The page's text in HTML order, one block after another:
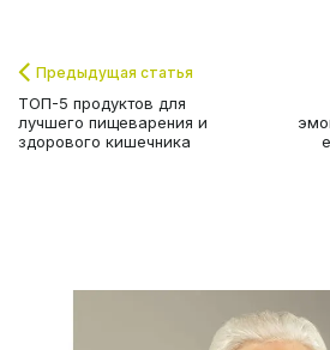
Предыдущая статья
ТОП-5 продуктов для
лучшего пищеварения и
здорового кишечника